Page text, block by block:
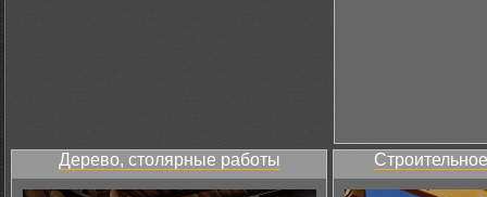
Дерево, столярные работы